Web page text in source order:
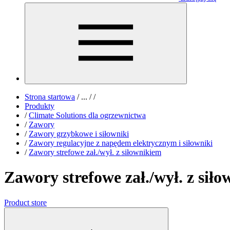
Strona startowa /... / /
Produkty
/ Climate Solutions dla ogrzewnictwa
/ Zawory
/ Zawory grzybkowe i siłowniki
/ Zawory regulacyjne z napędem elektrycznym i siłowniki
/ Zawory strefowe zał./wył. z siłownikiem
Zawory strefowe zał./wył. z
Product store